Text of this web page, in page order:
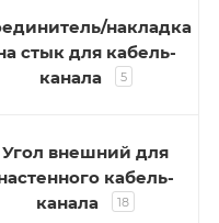
накладка
стык для кабель-
канала
5
Угол внешний для
кабель-
канала
18